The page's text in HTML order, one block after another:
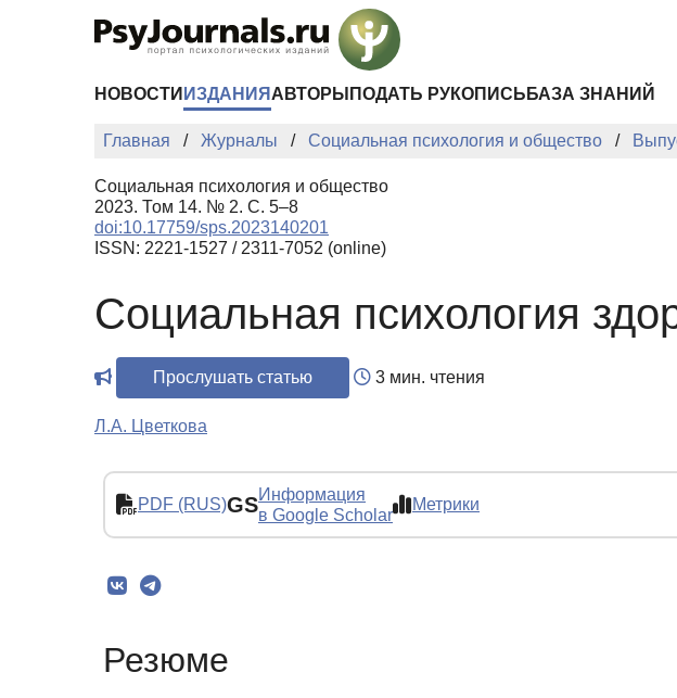
НОВОСТИ ИЗДАНИЯ АВТОРЫ ПОДАТЬ РУКОПИСЬ БАЗА ЗНАНИЙ
Главная Журналы Социальная психология и общество
Социальная психология и общество
2023. Том 14. № 2. С. 5–8
doi:10.17759/sps.2023140201
ISSN: 2221-1527 / 2311-7052 (online)
Социальная психология
Прослушать статью 3 мин. чтения
Л.А. Цветкова
PDF (RUS)GSИнформация
в Google Scholar
Метрики
Резюме